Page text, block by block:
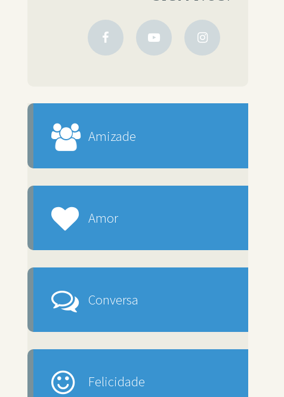
Amizade
Amor
Conversa
Felicidade